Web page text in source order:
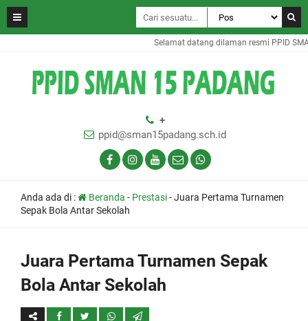
Selamat datang dilaman resmi PPID SMAN
+
ppid@sman15padang.sch.id
Anda ada di : Beranda - Prestasi-Juara Pertama Turnamen
Sepak Bola Antar Sekolah
Juara Pertama Turnamen Sepak
Bola Antar Sekolah